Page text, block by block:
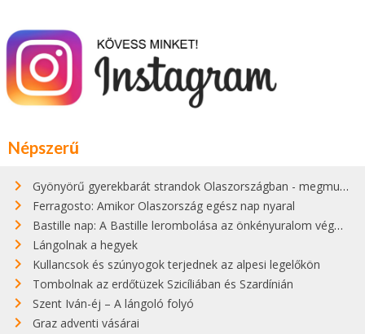
Népszerű
Gyönyörű gyerekbarát strandok Olaszországban - megmutatjuk a 15 legjobbat
Ferragosto: Amikor Olaszország egész nap nyaral
Bastille nap: A Bastille lerombolása az önkényuralom végét jelentette
Lángolnak a hegyek
Kullancsok és szúnyogok terjednek az alpesi legelőkön
Tombolnak az erdőtüzek Szicíliában és Szardínián
Szent Iván-éj – A lángoló folyó
Graz adventi vásárai